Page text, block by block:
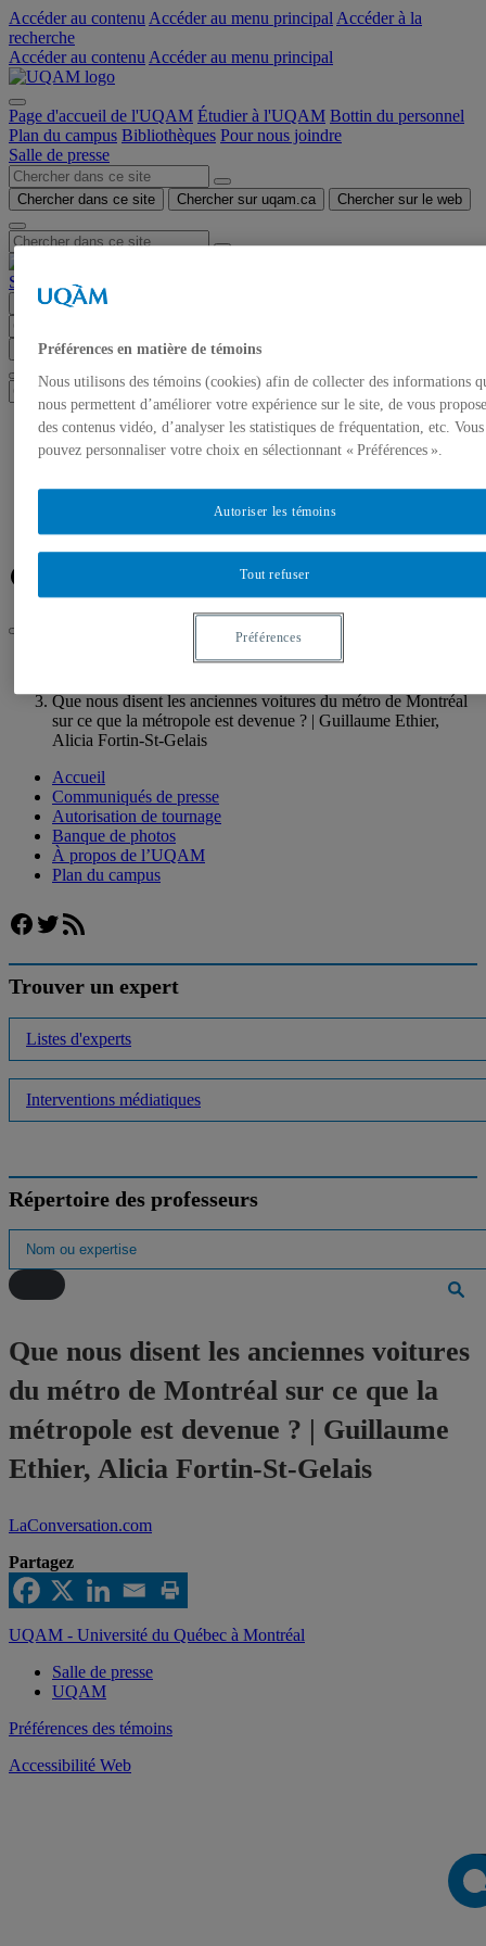
Accéder au contenu Accéder au menu principal Accéder à la
recherche
Accéder au contenu Accéder au menu principal
Page d'accueil de l'UQAM Étudier à l'UQAM Bottin du personnel
Plan du campus Bibliothèques Pour nous joindre
Salle de presse
Chercher dans ce site Chercher sur uqam.ca Chercher sur le web
Salle de presse
Menu
Chercher dans ce site Chercher sur uqam.ca
Accueil
Communiqués de presse
Banque de photos
Facebook
Que nous disent les anciennes voitures du métro de Montréal
sur ce que la métropole est devenue ? | Guillaume Ethier,
Alicia Fortin-St-Gelais
Accueil
Communiqués de presse
Autorisation de tournage
Banque de photos
À propos de l’UQAM
Plan du campus
Facebook
Twitter
Flux RSS
Trouver un expert
Listes d'experts
Interventions médiatiques
Répertoire des professeurs
Que nous disent les anciennes voitures
du métro de Montréal sur ce que la
métropole est devenue ? | Guillaume
Ethier, Alicia Fortin-St-Gelais
LaConversation.com
Partagez
UQAM - Université du Québec à Montréal
Salle de presse
UQAM
Préférences des témoins
Accessibilité Web
Préférences en matière de témoins
Nous utilisons des témoins (cookies) afin de collecter des informations
nous permettent d’améliorer votre expérience sur le site, de vous
des contenus vidéo, d’analyser les statistiques de fréquentation, etc. Vous
pouvez personnaliser votre choix en sélectionnant « Préférences ».
Tout refuser
Autoriser les témoins
Préférences